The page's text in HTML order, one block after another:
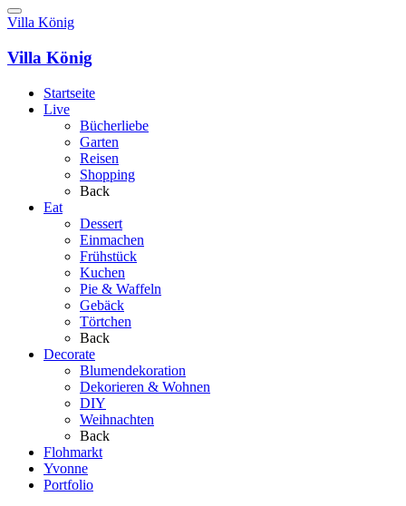
Villa König
Villa König
Startseite
Live
Bücherliebe
Garten
Reisen
Shopping
Back
Eat
Dessert
Einmachen
Frühstück
Kuchen
Pie & Waffeln
Gebäck
Törtchen
Back
Decorate
Blumendekoration
Dekorieren & Wohnen
DIY
Weihnachten
Back
Flohmarkt
Yvonne
Portfolio